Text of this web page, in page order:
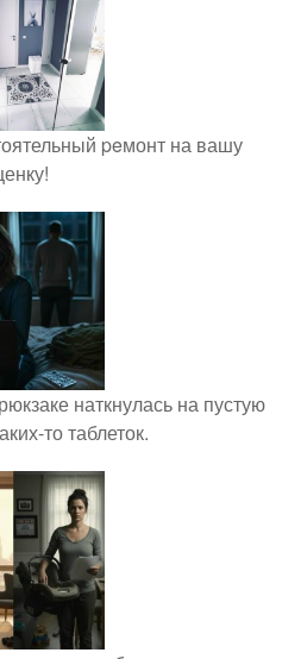
peмонт на вашу
наткнулась на пустую
то таблеток.